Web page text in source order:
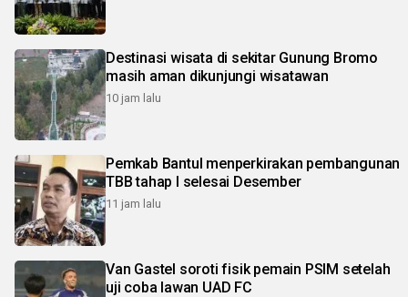
Destinasi wisata di sekitar Gunung Bromo
masih aman dikunjungi wisatawan
10 jam lalu
Pemkab Bantul menperkirakan pembangunan
TBB tahap I selesai Desember
11 jam lalu
Van Gastel soroti fisik pemain PSIM setelah
uji coba lawan UAD FC